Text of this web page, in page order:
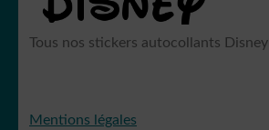
Tous nos stickers autocollants Disney
Mentions légales